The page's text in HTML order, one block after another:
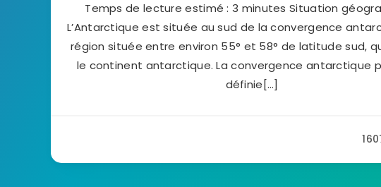
Temps de lecture estimé : 3 minutes Situation
L’Antarctique est située au sud de la convergence
région située entre environ 55° et 58° de latitude sud,
le continent antarctique. La convergence antarctique
définie[…]